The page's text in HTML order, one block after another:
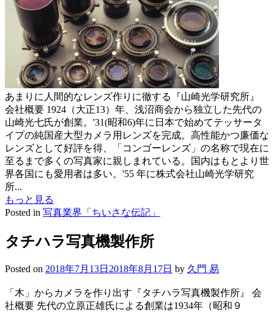
あまりに人間的なレンズ作りに徹する『山崎光学研究所』
会社概要 1924（大正13）年、浅沼商会から独立した先代の
山崎光七氏が創業。'31(昭和6)年に日本で始めてテッサータ
イプの純国産大型カメラ用レンズを完成。高性能かつ廉価な
レンズとして好評を得、「コンゴーレンズ」の名称で現在に
至るまで多くの写真家に親しまれている。国内はもとより世
界各国にも愛用者は多い。'55 年に株式会社山崎光学研究
所...
もっと見る
Posted in 写真業界「ちいさな伝記」
タチハラ写真機製作所
Posted on 2018年7月13日 2018年8月17日 by 久門 易
「木」からカメラを作り出す『タチハラ写真機製作所』 会
社概要 先代の立原正雄氏による創業は1934年（昭和９